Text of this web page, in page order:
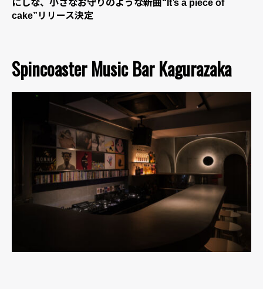
にしな、小さなお守りのような新曲“It’s a piece of
cake”リリース決定
Spincoaster Music Bar Kagurazaka